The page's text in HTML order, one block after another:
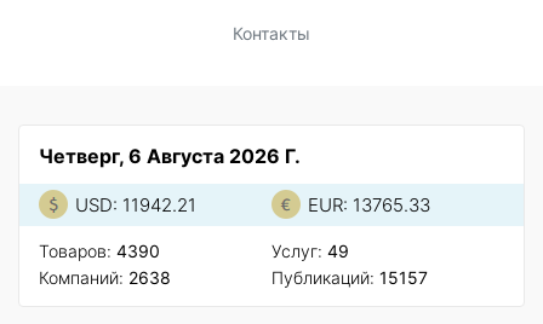
Контакты
Четверг, 6 Августа 2026 Г.
USD: 11942.21 EUR: 13765.33
Товаров: 4390
Компаний: 2638
Услуг: 49
Публикаций: 15157